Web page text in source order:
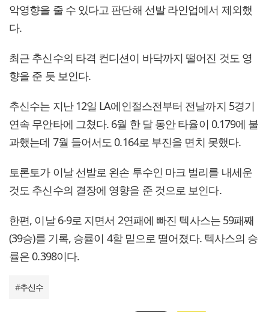
악영향을 줄 수 있다고 판단해 선발 라인업에서 제외했
다.
최근 추신수의 타격 컨디션이 바닥까지 떨어진 것도 영
향을 준 듯 보인다.
추신수는 지난 12일 LA에인절스전부터 전날까지 5경기
연속 무안타에 그쳤다. 6월 한 달 동안 타율이 0.179에 불
과했는데 7월 들어서도 0.164로 부진을 면치 못했다.
토론토가 이날 선발로 왼손 투수인 마크 벌리를 내세운
것도 추신수의 결장에 영향을 준 것으로 보인다.
한편, 이날 6-9로 지면서 2연패에 빠진 텍사스는 59패째
(39승)를 기록, 승률이 4할 밑으로 떨어졌다. 텍사스의 승
률은 0.398이다.
#추신수